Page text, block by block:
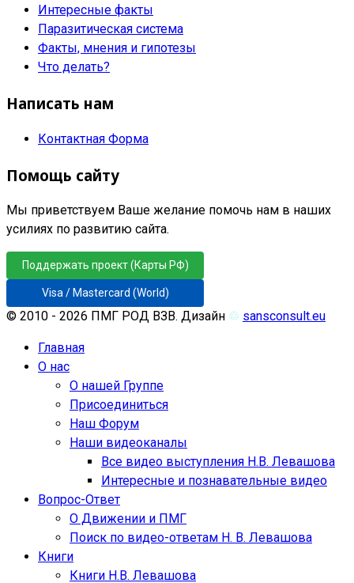
Интересные факты
Паразитическая система
Факты, мнения и гипотезы
Что делать?
Написать нам
Контактная Форма
Помощь сайту
Мы приветствуем Ваше желание помочь нам в наших
усилиях по развитию сайта.
Поддержать проект (Карты РФ)
Visa / Mastercard (World)
© 2010 - 2026 ПМГ РОД ВЗВ. Дизайн ♲ sansconsult.eu
Главная
О нас
О нашей Группе
Присоединиться
Наш Форум
Наши видеоканалы
Все видео выступления Н.В. Левашова
Интересные и познавательные видео
Вопрос-Ответ
О Движении и ПМГ
Поиск по видео-ответам Н. В. Левашова
Книги
Книги Н.В. Левашова